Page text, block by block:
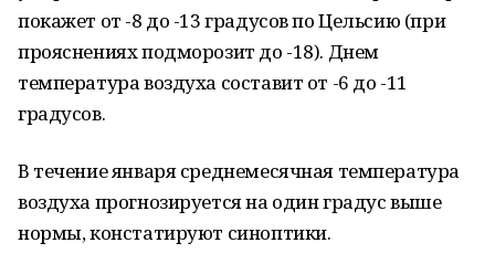
покажет от -8 до -13 градусов по Цельсию (при
прояснениях подморозит до -18). Днем
температура воздуха составит от -6 до -11
градусов.
В течение января среднемесячная температура
воздуха прогнозируется на один градус выше
нормы, констатируют синоптики.